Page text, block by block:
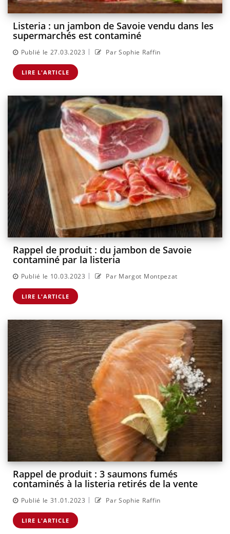
Listeria : un jambon de Savoie vendu dans les
supermarchés est contaminé
Publié le 27.03.2023 | Par Sophie Raffin
LIRE L'ARTICLE
Rappel de produit : du jambon de Savoie
contaminé par la listeria
Publié le 10.03.2023 | Par Margot Montpezat
LIRE L'ARTICLE
Rappel de produit : 3 saumons fumés
contaminés à la listeria retirés de la vente
Publié le 31.01.2023 | Par Sophie Raffin
LIRE L'ARTICLE